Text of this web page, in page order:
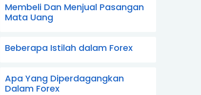
Membeli Dan Menjual Pasangan
Mata Uang
Beberapa Istilah dalam Forex
Apa Yang Diperdagangkan
Dalam Forex